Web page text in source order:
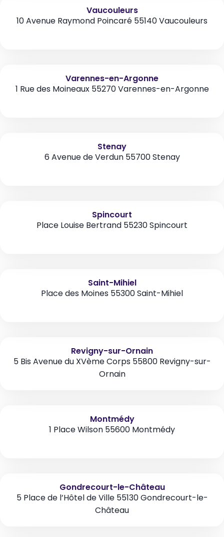
Vaucouleurs
10 Avenue Raymond Poincaré 55140 Vaucouleurs
Varennes-en-Argonne
1 Rue des Moineaux 55270 Varennes-en-Argonne
Stenay
6 Avenue de Verdun 55700 Stenay
Spincourt
Place Louise Bertrand 55230 Spincourt
Saint-Mihiel
Place des Moines 55300 Saint-Mihiel
Revigny-sur-Ornain
5 Bis Avenue du XVème Corps 55800 Revigny-sur-
Ornain
Montmédy
1 Place Wilson 55600 Montmédy
Gondrecourt-le-Château
5 Place de l’Hôtel de Ville 55130 Gondrecourt-le-
Château